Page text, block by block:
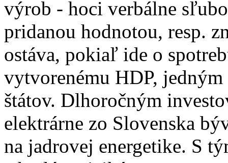
výrob - hoci verbálne
pridanou hodnotou, resp.
ostáva, pokiaľ ide o
vytvorenému HDP,
štátov. Dlhoročným
elektrárne zo Slovenska
na jadrovej energetike. S